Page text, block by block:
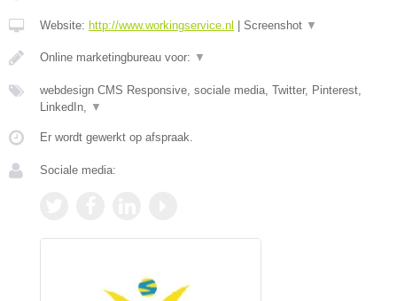
Website: http://www.workingservice.nl Screenshot ▼
Online marketingbureau voor: ▼
webdesign CMS Responsive, sociale media, Twitter, Pinterest,
LinkedIn,
▼
Er wordt gewerkt op afspraak.
Sociale media: